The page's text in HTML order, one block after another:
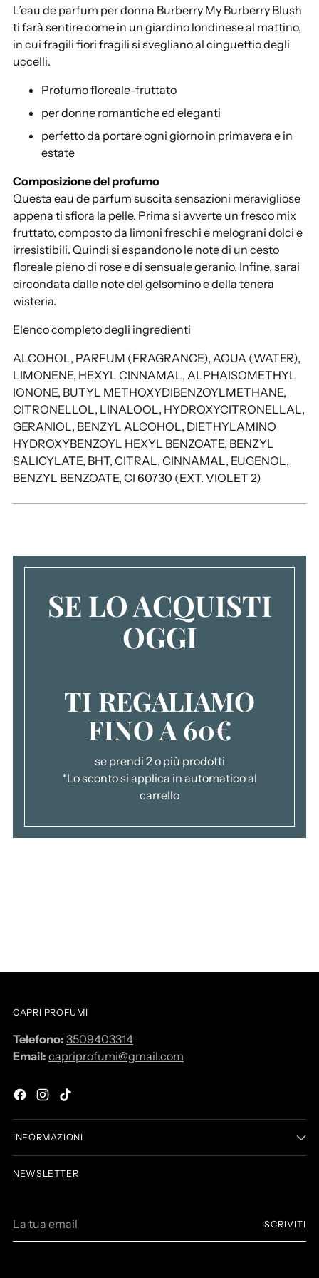
i
u
n
g
r
o
d
o
t
t
o
a
c
a
r
r
e
l
l
o
.
.
L’eau de parfum per donna Burberry My Burberry Blush
ti farà sentire come in un giardino londinese al mattino,
in cui fragili fiori fragili si svegliano al cinguettio degli
uccelli.
Profumo floreale-fruttato
per donne romantiche ed eleganti
perfetto da portare ogni giorno in primavera e in
estate
Composizione del profumo
Questa eau de parfum suscita sensazioni meravigliose
appena ti sfiora la pelle. Prima si avverte un fresco mix
fruttato, composto da limoni freschi e melograni dolci e
irresistibili. Quindi si espandono le note di un cesto
floreale pieno di rose e di sensuale geranio. Infine, sarai
circondata dalle note del gelsomino e della tenera
wisteria.
Elenco completo degli ingredienti
ALCOHOL, PARFUM (FRAGRANCE), AQUA (WATER),
LIMONENE, HEXYL CINNAMAL, ALPHAISOMETHYL
IONONE, BUTYL METHOXYDIBENZOYLMETHANE,
CITRONELLOL, LINALOOL, HYDROXYCITRONELLAL,
GERANIOL, BENZYL ALCOHOL, DIETHYLAMINO
HYDROXYBENZOYL HEXYL BENZOATE, BENZYL
SALICYLATE, BHT, CITRAL, CINNAMAL, EUGENOL,
BENZYL BENZOATE, CI 60730 (EXT. VIOLET 2)
SE LO ACQUISTI
OGGI
TI REGALIAMO
FINO A 60€
se prendi 2 o più prodotti
*Lo sconto si applica in automatico al
carrello
CAPRI PROFUMI
Telefono: 3509403314
Email: capriprofumi@gmail.com
INFORMAZIONI
NEWSLETTER
a
ISCRIVITI